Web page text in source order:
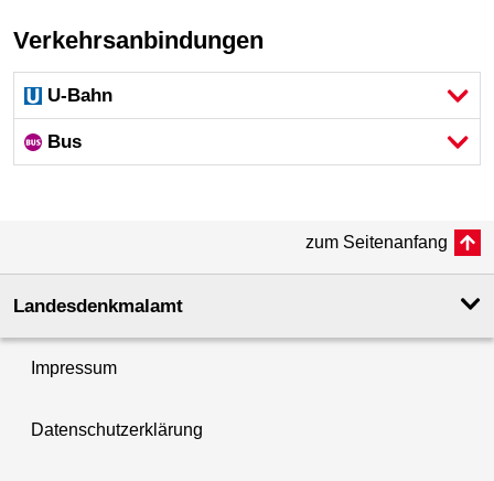
Verkehrsanbindungen
U-Bahn
Bus
zum Seitenanfang
Landesdenkmal­amt
Impressum
Datenschutzerklärung